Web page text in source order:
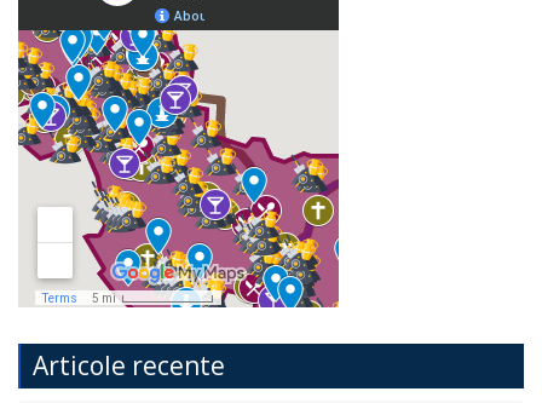
Articole recente